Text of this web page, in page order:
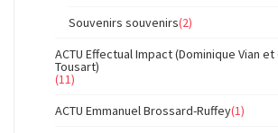
Souvenirs souvenirs(2)
ACTU Effectual Impact (Dominique Vian
Tousart)
(11)
ACTU Emmanuel Brossard-Ruffey(1)